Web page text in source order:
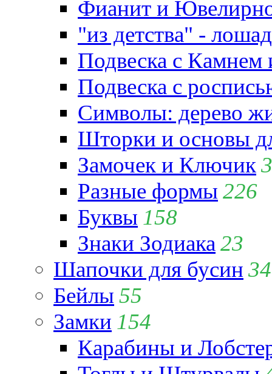
Фианит и
"из детства" -
Подвеска с
Подвеска с
Символы: дерево
Шторки и основы
Замочек и Ключик
Разные формы 226
Буквы 158
Знаки Зодиака 23
Шапочки для бусин 34
Бейлы 55
Замки 154
Карабины и